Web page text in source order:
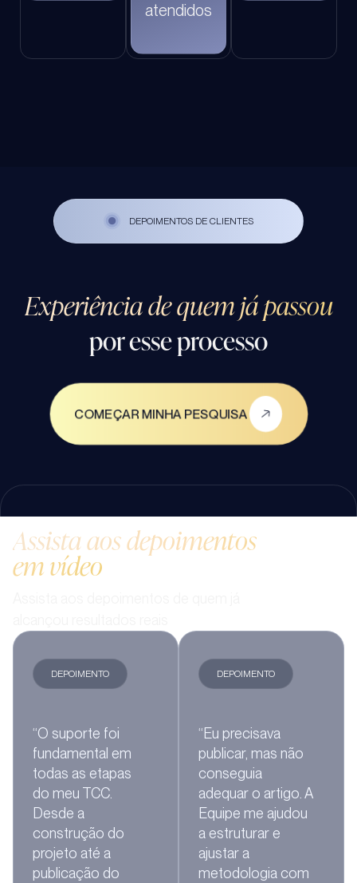
atendidos
DEPOIMENTOS DE CLIENTES
Experiência de quem já passou
por esse processo
COMEÇAR MINHA PESQUISA
Assista aos depoimentos
em vídeo
DEPOIMENTO
“O suporte foi
fundamental em
todas as etapas
do meu TCC.
Desde a
construção do
projeto até a
publicação do
DEPOIMENTO
“Eu precisava
publicar, mas não
conseguia
adequar o artigo. A
Equipe me ajudou
a estruturar e
ajustar a
metodologia com